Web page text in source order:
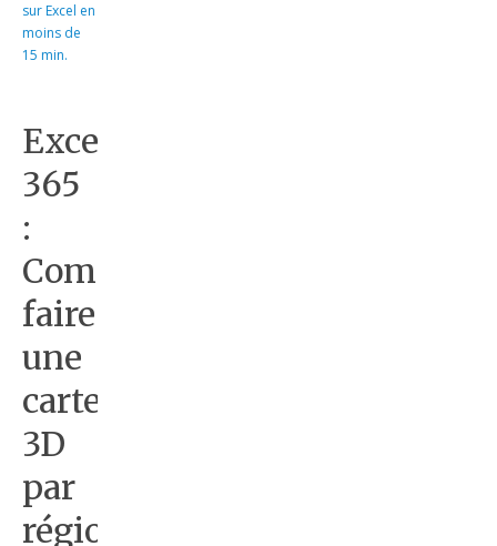
sur Excel en
moins de
15 min.
Excel
365
:
Comment
faire
une
carte
3D
par
région